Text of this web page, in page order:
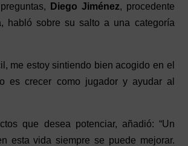
Diego Jiménez, procedente
habló sobre su salto a una categoría
me estoy sintiendo bien acogido en el
es crecer como jugador y ayudar al
que desea potenciar, añadió: “Un
esta vida siempre se puede mejorar.